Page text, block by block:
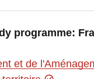
programme:
et de